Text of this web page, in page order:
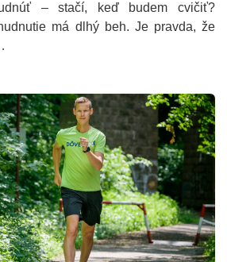
– stačí, keď budem cvičiť?
má dlhý beh. Je pravda, že